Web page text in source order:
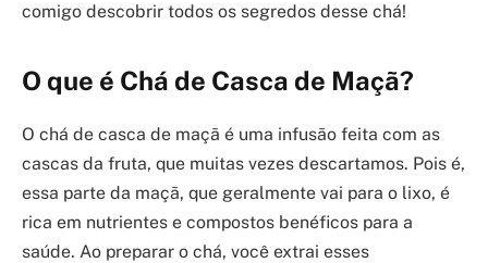
comigo descobrir todos os segredos desse chá!
O que é Chá de Casca de Maçã?
O chá de casca de maçã é uma infusão feita com as
cascas da fruta, que muitas vezes descartamos. Pois é,
essa parte da maçã, que geralmente vai para o lixo, é
rica em nutrientes e compostos benéficos para a
saúde. Ao preparar o chá, você extrai esses